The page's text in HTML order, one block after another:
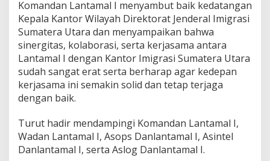
I
m
g
r
a
s
S
a
t
r
Komandan Lantamal I menyambut baik kedatangan
Kepala Kantor Wilayah Direktorat Jenderal Imigrasi
Sumatera Utara dan menyampaikan bahwa
sinergitas, kolaborasi, serta kerjasama antara
Lantamal I dengan Kantor Imigrasi Sumatera Utara
sudah sangat erat serta berharap agar kedepan
kerjasama ini semakin solid dan tetap terjaga
dengan baik.
Turut hadir mendampingi Komandan Lantamal I,
Wadan Lantamal I, Asops Danlantamal I, Asintel
Danlantamal I, serta Aslog Danlantamal I.